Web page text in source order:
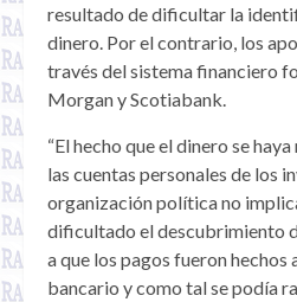
resultado de dificultar la
dinero. Por el contrario, los
través del sistema financiero
Morgan y Scotiabank.
“El hecho que el dinero se
las cuentas personales de los
organización política no
dificultado el descubrimiento
a que los pagos fueron hechos
bancario y como tal se podía